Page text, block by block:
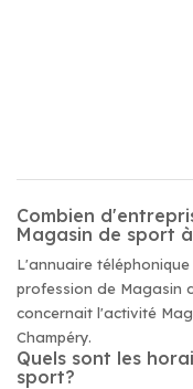
Combien
Magasin de sport
L'annuaire
profession de Magasin
concernait l'activité
Champéry.
Quels sont les
sport?